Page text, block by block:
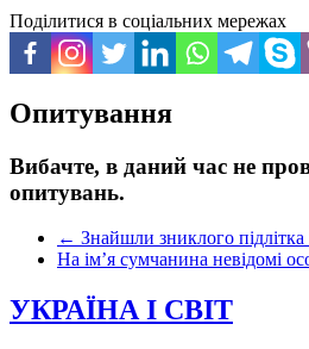
Поділитися в соціальних мережах
Опитування
Вибачте, в даний час не
опитувань.
← Знайшли зниклого
На ім’я сумчанина невідомі
УКРАЇНА І СВІТ